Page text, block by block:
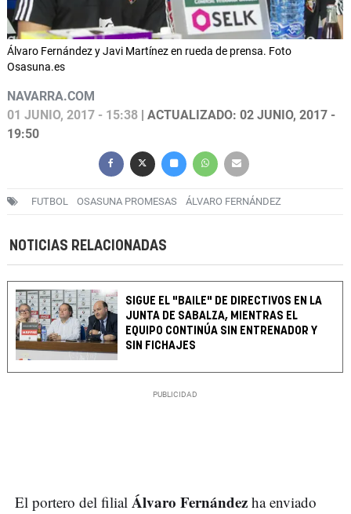
Álvaro Fernández y Javi Martínez en rueda de prensa. Foto
Osasuna.es
NAVARRA.COM
01 JUNIO, 2017 - 15:38 | ACTUALIZADO: 02 JUNIO, 2017 -
19:50
FUTBOL OSASUNA PROMESAS ÁLVARO FERNÁNDEZ
NOTICIAS RELACIONADAS
SIGUE EL "BAILE" DE DIRECTIVOS EN LA
JUNTA DE SABALZA, MIENTRAS EL
EQUIPO CONTINÚA SIN ENTRENADOR Y
SIN FICHAJES
El portero del filial Álvaro Fernández ha enviado